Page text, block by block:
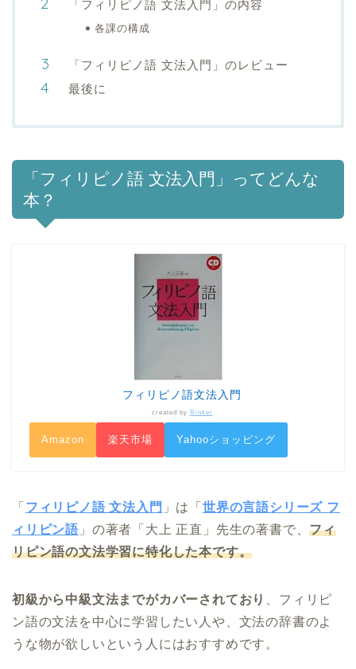
「フィリピノ語 文法入門」の内容
各課の構成
「フィリピノ語 文法入門」のレビュー
最後に
「フィリピノ語 文法入門」ってどんな
本？
フィリピノ語文法入門
created by Rinker
Amazon 楽天市場 Yahooショッピング
「 フィリピノ語 文法入門 」は「世界の言語シリーズ フ
ィリピン語 」の著者「大上 正直」先生の著書で、フィ
リピン語の文法学習に特化した本です。
初級から中級文法までがカバーされており
、フィリピ
ン語の文法を中心に学習したい人や、文法の辞書のよ
うな物が欲しいという人にはおすすめです。